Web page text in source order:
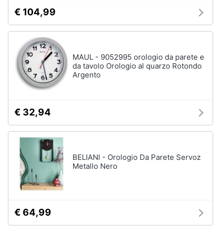
€ 104,99
MAUL - 9052995 orologio da parete e
da tavolo Orologio al quarzo Rotondo
Argento
€ 32,94
BELIANI - Orologio Da Parete Servoz
Metallo Nero
€ 64,99